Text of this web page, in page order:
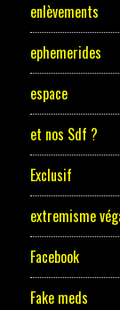
enlèvements
ephemerides
espace
et nos Sdf ?
Exclusif
extremisme
Facebook
Fake meds